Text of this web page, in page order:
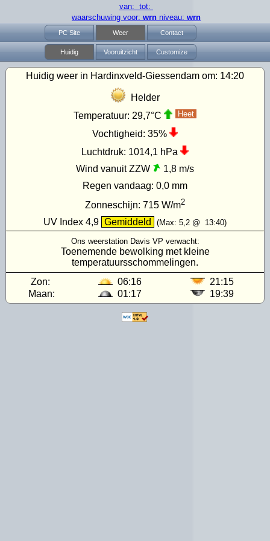
van: tot:
waarschuwing voor: wrn niveau: wrn
PC Site Weer Contact
Huidig Vooruitzicht Customize
Huidig weer in Hardinxveld-Giessendam om: 14:20
Helder
Temperatuur: 29,7°C Heet
Vochtigheid: 35%
Luchtdruk: 1014,1 hPa
Wind vanuit ZZW
1,8 m/s
Regen vandaag: 0,0 mm
Zonneschijn: 715 W/m2
UV Index 4,9 Gemiddeld (Max: 5,2 @ 13:40)
Ons weerstation Davis VP verwacht:
Toenemende bewolking met kleine
temperatuursschommelingen.
Zon:
06:16
21:15
Maan:
01:17 19:39